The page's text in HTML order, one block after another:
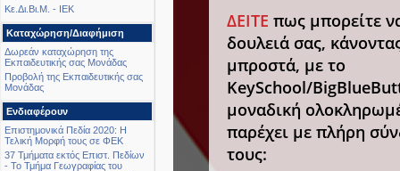
Κε.Δι.Βι.Μ. - ΙΕΚ
Καταχώρηση/Διαφήμιση
Δωρεάν καταχώρηση της
Εκπαιδευτικής σας Μονάδας
Προβολή της Εκπαιδευτικής σας
Μονάδας
Ενδιαφέρουν
Επιστημονικά Πεδία 2020: Η
Τελική Μορφή τους σε ΦΕΚ
37 Τμήματα εκτός Επιστ. Πεδίων
- Το Τμήμα Γεωγραφίας του
ΔΕΙΤΕ πως μπορείτε
δουλειά σας,
μπροστά, με το
KeySchool/
μοναδική
παρέχει με πλήρη
τους: